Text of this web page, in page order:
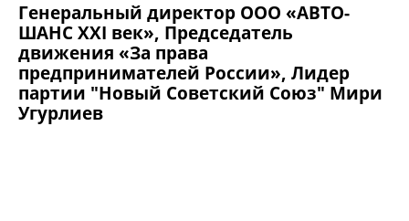
Генеральный директор ООО «АВТО-
ШАНС XXI век», Председатель
движения «За права
предпринимателей России», Лидер
партии "Новый Советский Союз" Мири
Угурлиев